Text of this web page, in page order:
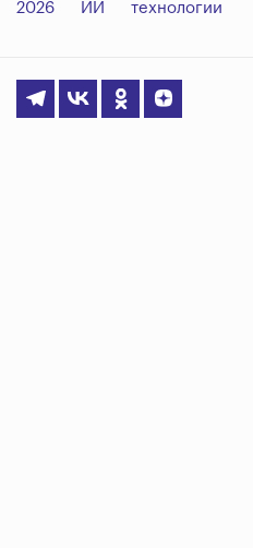
2026 ИИ технологии